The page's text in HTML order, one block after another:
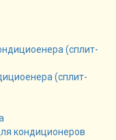
(сплит-
кондиционеров